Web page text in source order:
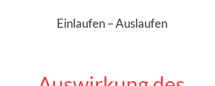
Einlaufen – Auslaufen